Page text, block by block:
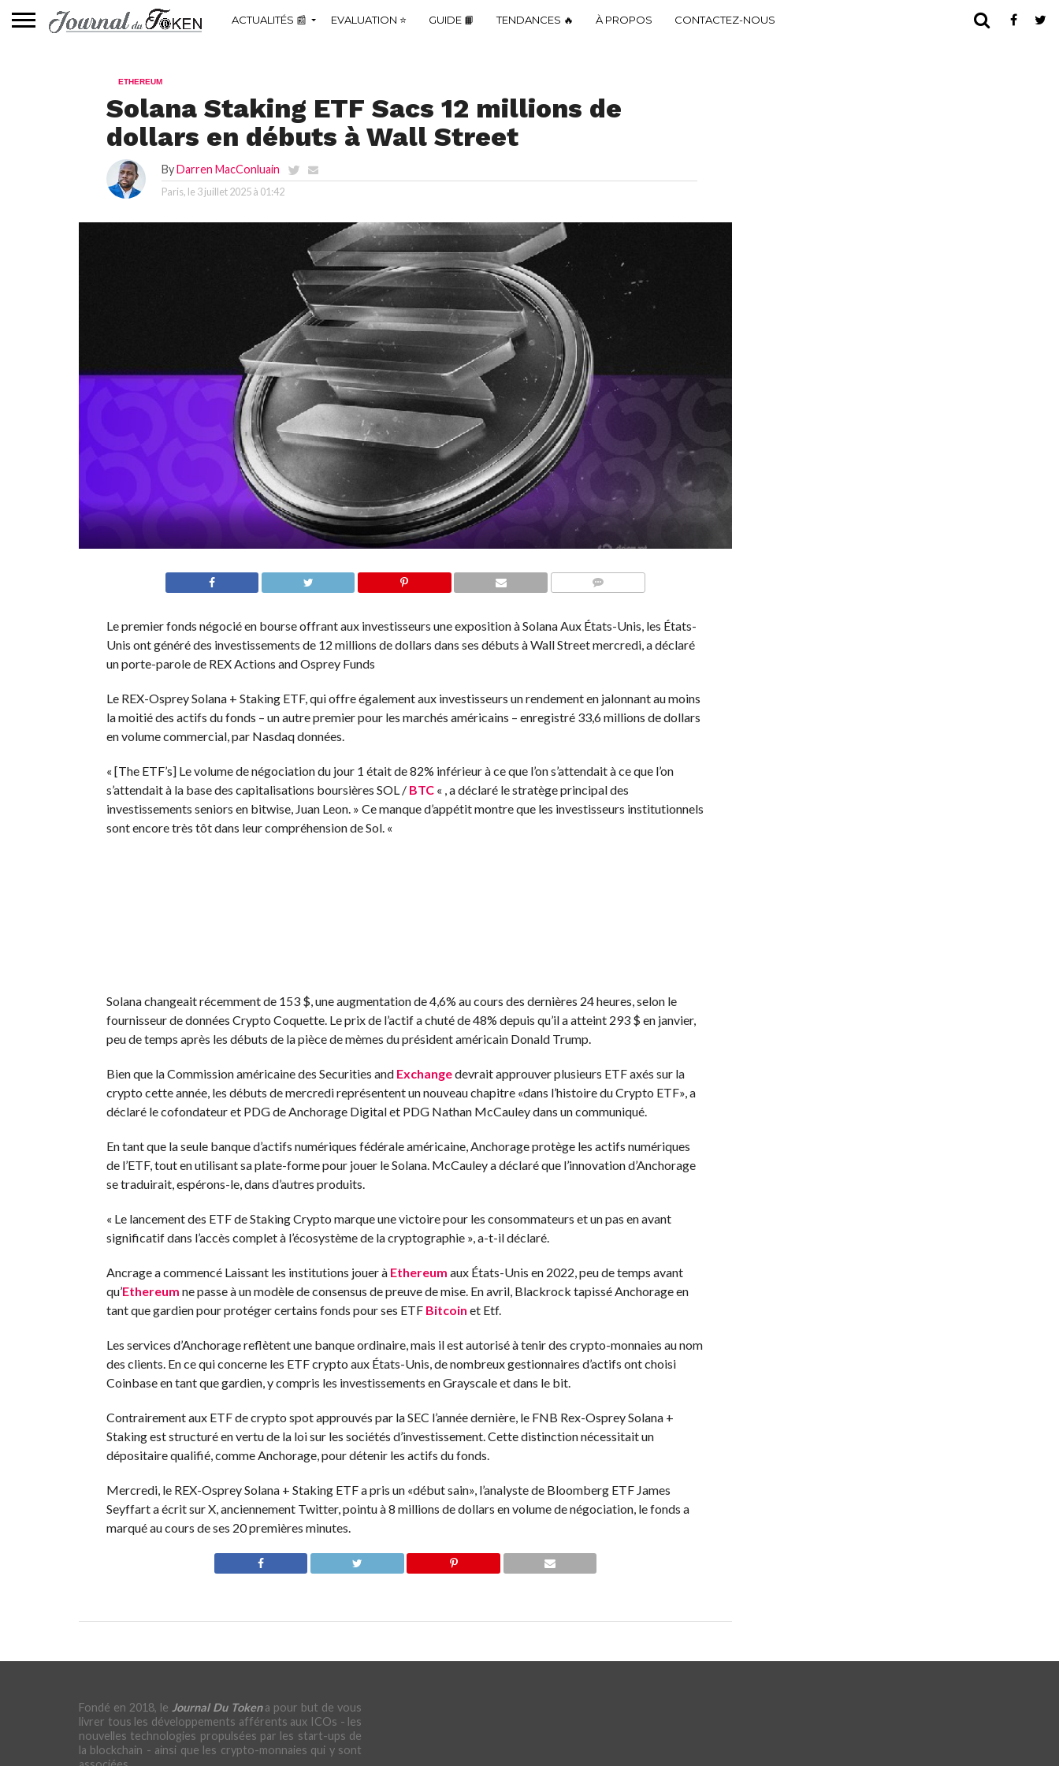
ACTUALITÉS 📰 EVALUATION ⭐ GUIDE 📙 TENDANCES 🔥 À PROPOS CONTACTEZ-NOUS
ETHEREUM
Solana Staking ETF Sacs 12 millions de
dollars en débuts à Wall Street
ByDarren MacConluain
Paris, le 3 juillet 2025 à 01:42
Le premier fonds négocié en bourse offrant aux investisseurs une exposition àSolanaAux États-Unis, les États-
Unis ont généré des investissements de 12 millions de dollars dans ses débuts à Wall Street mercredi, a déclaré
un porte-parole de REX Actions and Osprey Funds
Le REX-Osprey Solana + Staking ETF, qui offre également aux investisseurs un rendement en jalonnant au moins
la moitié des actifs du fonds – un autre premier pour les marchés américains – enregistré 33,6 millions de dollars
en volume commercial, par Nasdaqdonnées.
« [The ETF’s] Le volume de négociation du jour 1 était de 82% inférieur à ce que l’on s’attendait à ce que l’on
s’attendait à la base des capitalisations boursières SOL / BTC« , a déclaré le stratège principal des
investissements seniors en bitwise, Juan Leon. » Ce manque d’appétit montre que les investisseurs institutionnels
sont encore très tôt dans leur compréhension de Sol. «
Solana changeait récemment de 153 $, une augmentation de 4,6% au cours des dernières 24 heures, selon le
fournisseur de données Crypto Coquette. Le prix de l’actif a chuté de 48% depuis qu’il a atteint 293 $ en janvier,
peu de temps après les débuts de la pièce de mèmes du président américain Donald Trump.
Bien que la Commission américaine des Securities and Exchangedevrait approuver plusieurs ETF axés sur la
crypto cette année, les débuts de mercredi représentent un nouveau chapitre «dans l’histoire du Crypto ETF», a
déclaré le cofondateur et PDG de Anchorage Digital et PDG Nathan McCauley dans un communiqué.
En tant que la seule banque d’actifs numériques fédérale américaine, Anchorage protège les actifs numériques
de l’ETF, tout en utilisant sa plate-forme pour jouer le Solana. McCauley a déclaré que l’innovation d’Anchorage
se traduirait, espérons-le, dans d’autres produits.
« Le lancement des ETF de Staking Crypto marque une victoire pour les consommateurs et un pas en avant
significatif dans l’accès complet à l’écosystème de la cryptographie », a-t-il déclaré.
Ancragea commencéLaissant les institutions jouer à Ethereum aux États-Unis en 2022, peu de temps avant
qu’Ethereum ne passe à un modèle de consensus de preuve de mise. En avril, Blackrock tapisséAnchorage en
tant que gardien pour protéger certains fonds pour ses ETF Bitcoin et Etf.
Les services d’Anchorage reflètent une banque ordinaire, mais il est autorisé à tenir des crypto-monnaies au nom
des clients. En ce qui concerne les ETF crypto aux États-Unis, de nombreux gestionnaires d’actifs ont choisi
Coinbase en tant que gardien, y compris les investissements en Grayscale et dans le bit.
Contrairement aux ETF de crypto spot approuvés par la SEC l’année dernière, le FNB Rex-Osprey Solana +
Staking est structuré en vertu de la loi sur les sociétés d’investissement. Cette distinction nécessitait un
dépositaire qualifié, comme Anchorage, pour détenir les actifs du fonds.
Mercredi, le REX-Osprey Solana + Staking ETF a pris un «début sain», l’analyste de Bloomberg ETF James
Seyffart a écrit sur X, anciennement Twitter,pointuà 8 millions de dollars en volume de négociation, le fonds a
marqué au cours de ses 20 premières minutes.
Fondé en 2018, le Journal Du Tokena pour but de vous
livrer tous les développements afférents aux ICOs - les
nouvelles technologies propulsées par les start-ups de
la blockchain - ainsi que les crypto-monnaies qui y sont